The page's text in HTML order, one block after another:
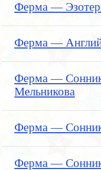
Ферма —
Ферма —
Ферма —
Мельникова
Ферма —
Ферма —